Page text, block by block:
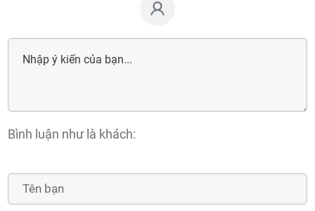
Bình luận như là khách: